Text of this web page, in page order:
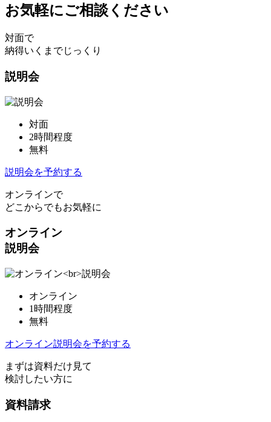
お気軽にご相談ください
対面で
納得いくまでじっくり
説明会
対面
2時間程度
無料
説明会を予約する
オンラインで
どこからでもお気軽に
オンライン
説明会
オンライン
1時間程度
無料
オンライン説明会を予約する
まずは資料だけ見て
検討したい方に
資料請求